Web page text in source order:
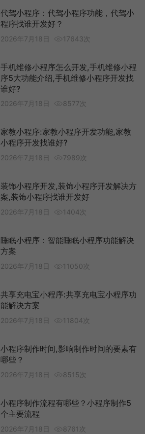
代驾小程序：代驾小程序功能，代驾小
程序找谁开发好？
2026年7月18日 17643次
手机维修小程序怎么开发,手机维修小程
序5大功能介绍,手机维修小程序开发找
谁好?
2026年7月18日 8577次
家教小程序:家教小程序开发功能,家教
小程序开发找谁好?
2026年7月18日 7989次
装饰小程序开发,装饰小程序开发解决方
案,装饰小程序找谁开发好
2026年7月18日 1404次
睡眠小程序：智能睡眠小程序功能解决
方案
2026年7月18日 11050次
共享充电宝小程序:共享充电宝小程序功
能解决方案
2026年7月18日 11804次
小程序制作时间,影响制作时间的要素有
哪些？
2026年7月18日 8515次
小程序制作流程有哪些？小程序制作5
个主要流程
2026年7月18日 8761次